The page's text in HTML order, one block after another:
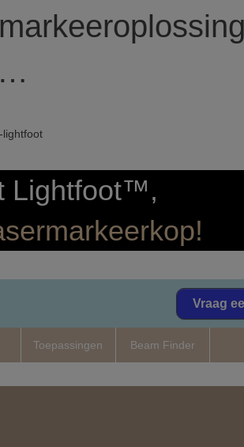
Lightfoot™,
Vraag
Toepassingen Beam Finder